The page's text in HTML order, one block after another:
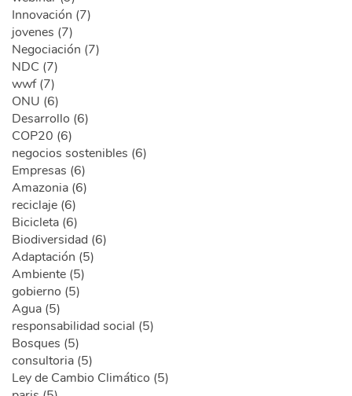
Innovación (7)
jovenes (7)
Negociación (7)
NDC (7)
wwf (7)
ONU (6)
Desarrollo (6)
COP20 (6)
negocios sostenibles (6)
Empresas (6)
Amazonia (6)
reciclaje (6)
Bicicleta (6)
Biodiversidad (6)
Adaptación (5)
Ambiente (5)
gobierno (5)
Agua (5)
responsabilidad social (5)
Bosques (5)
consultoria (5)
Ley de Cambio Climático (5)